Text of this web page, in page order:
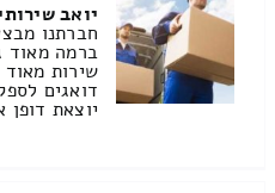
יואב
חברתנו
ברמה מאוד
שירות מאוד
דואגים
יוצאת